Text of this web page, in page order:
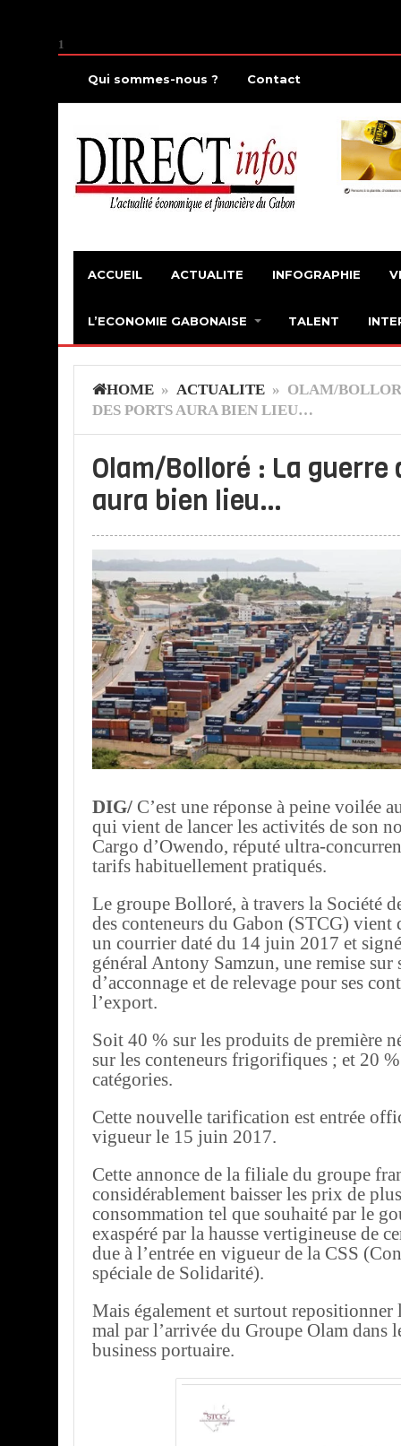
1
Qui sommes-nous ? Contact
ACCUEIL ACTUALITE INFOGRAPHIE
L’ECONOMIE GABONAISE TALENT
HOME » ACTUALITE » OLAM/
DES PORTS AURA BIEN LIEU…
Olam/Bolloré : La guerre
aura bien lieu…
DIG/ C’est une réponse à peine voilée
qui vient de lancer les activités de son
Cargo d’Owendo, réputé ultra-
tarifs habituellement pratiqués.
Le groupe Bolloré, à travers la Société
des conteneurs du Gabon (STCG) vient
un courrier daté du 14 juin 2017 et
général Antony Samzun, une remise sur
d’acconnage et de relevage pour ses
l’export.
Soit 40 % sur les produits de première
sur les conteneurs frigorifiques ; et 20
catégories.
Cette nouvelle tarification est entrée
vigueur le 15 juin 2017.
Cette annonce de la filiale du groupe
considérablement baisser les prix de
consommation tel que souhaité par le
exaspéré par la hausse vertigineuse de
due à l’entrée en vigueur de la CSS
spéciale de Solidarité).
Mais également et surtout repositionner
mal par l’arrivée du Groupe Olam dans
business portuaire.